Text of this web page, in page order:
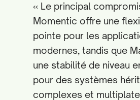
« Le principal
Momentic offre une
pointe pour les
modernes, tandis que
une stabilité de niveau
pour des systèmes
complexes et